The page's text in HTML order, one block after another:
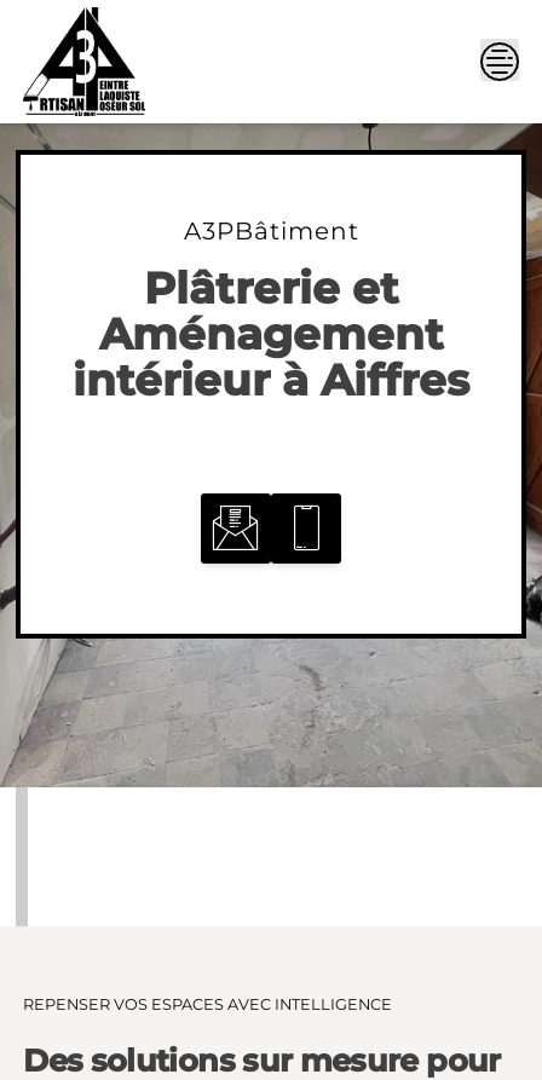
A3PBâtiment
Plâtrerie et
Aménagement
intérieur à Aiffres
REPENSER VOS ESPACES AVEC INTELLIGENCE
Des solutions sur mesure pour